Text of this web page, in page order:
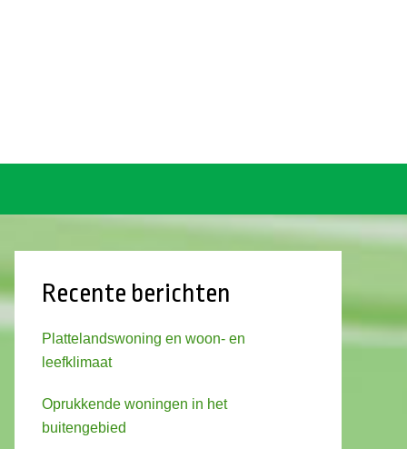
Recente berichten
Plattelandswoning en woon- en
leefklimaat
Oprukkende woningen in het
buitengebied